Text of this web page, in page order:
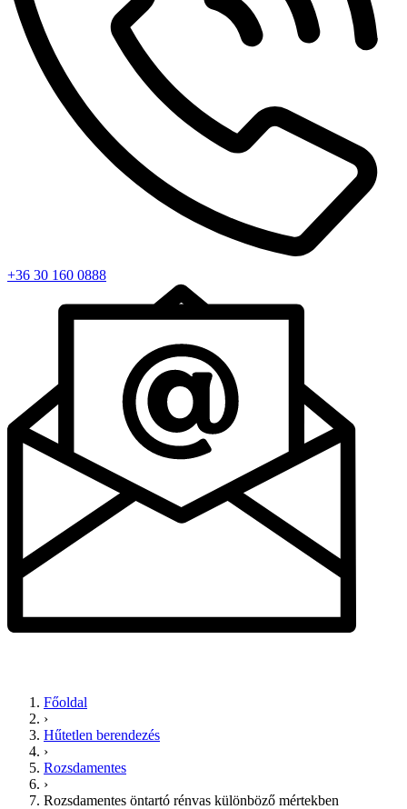
+36 30 160 0888
Főoldal
›
Hűtetlen berendezés
›
Rozsdamentes
›
Rozsdamentes öntartó rénvas különböző mértekben